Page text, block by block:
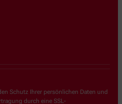
Schutz Ihrer persönlichen Daten und
durch eine SSL-